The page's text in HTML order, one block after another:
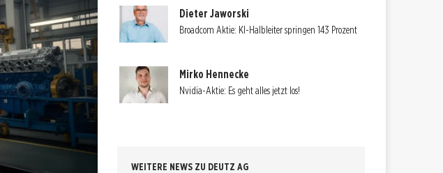
Dieter Jaworski
Broadcom Aktie: KI-Halbleiter springen 143 Prozent
Mirko Hennecke
Nvidia-Aktie: Es geht alles jetzt los!
WEITERE NEWS ZU DEUTZ AG